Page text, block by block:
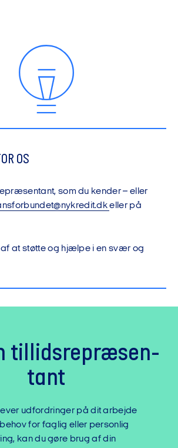
OS
som du kender – eller
eller på
at støtte og hjælpe i en svær og
tillids­repræsen­
tant
udfordringer på dit arbejde
for faglig eller personlig
kan du gøre brug af din